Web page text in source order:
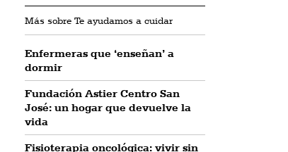
Más sobre Te ayudamos a cuidar
Enfermeras que ‘enseñan’ a
dormir
Fundación Astier Centro San
José: un hogar que devuelve la
vida
Fisioterapia oncológica: vivir sin